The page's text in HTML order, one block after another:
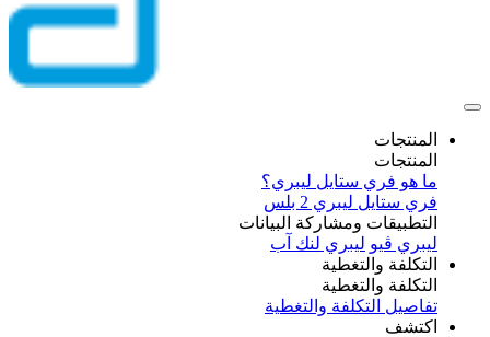
المنتجات
المنتجات
ما هو فري ستايل ليبري؟
فري ستايل ليبري 2 بلس​
التطبيقات ومشاركة البيانات
ليبري ڤيو ليبري لنك آب
التكلفة والتغطية
التكلفة والتغطية
تفاصيل التكلفة والتغطية
اكتشف​